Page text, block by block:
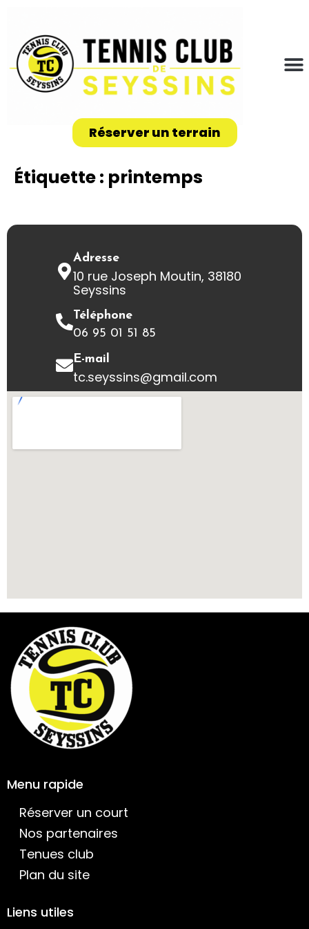
Réserver un terrain
Étiquette : printemps
Adresse
10 rue Joseph Moutin, 38180
Seyssins
Téléphone
06 95 01 51 85
E-mail
tc.seyssins@gmail.com
Menu rapide
Réserver un court
Nos partenaires
Tenues club
Plan du site
Liens utiles